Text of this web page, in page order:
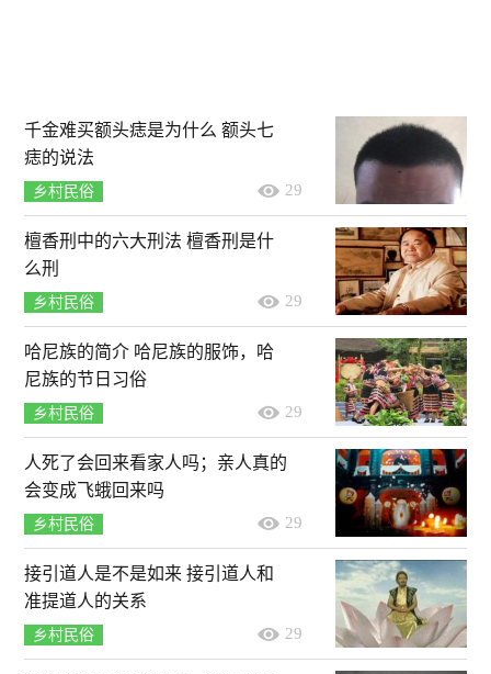
千金难买额头痣是为什么 额头七
痣的说法
乡村民俗 29
檀香刑中的六大刑法 檀香刑是什
么刑
乡村民俗 29
哈尼族的简介 哈尼族的服饰，哈
尼族的节日习俗
乡村民俗 29
人死了会回来看家人吗；亲人真的
会变成飞蛾回来吗
乡村民俗 29
接引道人是不是如来 接引道人和
准提道人的关系
乡村民俗 29